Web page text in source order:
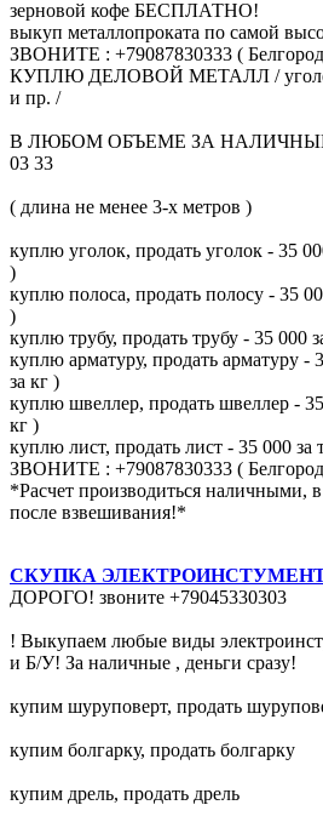
зерновой кофе БЕСПЛАТНО!
выкуп металлопроката по самой
ЗВОНИТЕ : +79087830333 (
КУПЛЮ ДЕЛОВОЙ МЕТАЛЛ / уголок,
и пр. /
В ЛЮБОМ ОБЪЕМЕ ЗА
03 33
( длина не менее 3-х метров )
куплю уголок, продать уголок - 35
)
куплю полоса, продать полосу - 35
)
куплю трубу, продать трубу - 35 000
куплю арматуру, продать арматуру -
за кг )
куплю швеллер, продать швеллер -
кг )
куплю лист, продать лист - 35 000 за
ЗВОНИТЕ : +79087830333 (
*Расчет производиться наличными,
после взвешивания!*
СКУПКА
ДОРОГО! звоните +79045330303
! Выкупаем любые виды
и Б/У! За наличные , деньги сразу!
купим шуруповерт, продать
купим болгарку, продать болгарку
купим дрель, продать дрель